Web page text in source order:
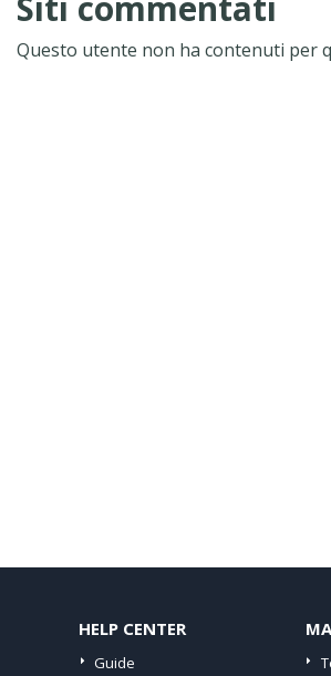
Questo utente non ha contenuti per
HELP CENTER
Guide